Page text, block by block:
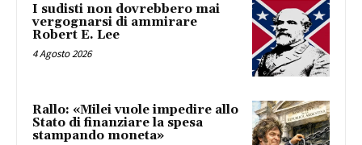
I sudisti non dovrebbero mai
vergognarsi di ammirare
Robert E. Lee
4 Agosto 2026
Rallo: «Milei vuole impedire allo
Stato di finanziare la spesa
stampando moneta»